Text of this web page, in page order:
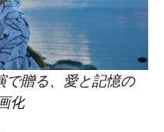
で贈る、愛と記憶の
化